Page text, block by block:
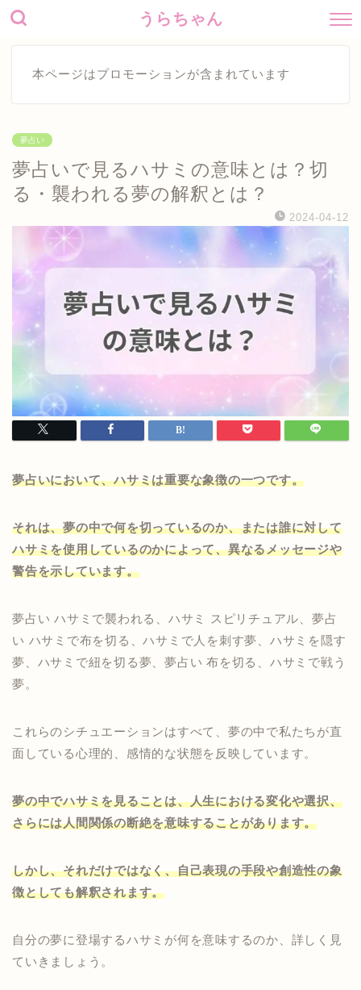
うらちゃん
本ページはプロモーションが含まれています
夢占い
夢占いで見るハサミの意味とは？切
る・襲われる夢の解釈とは？
2024-04-12
夢占いにおいて、ハサミは重要な象徴の一つです。
それは、夢の中で何を切っているのか、または誰に対して
ハサミを使用しているのかによって、異なるメッセージや
警告を示しています。
夢占い ハサミで襲われる、ハサミ スピリチュアル、夢占
い ハサミで布を切る、ハサミで人を刺す夢、ハサミを隠す
夢、ハサミで紐を切る夢、夢占い 布を切る、ハサミで戦う
夢。
これらのシチュエーションはすべて、夢の中で私たちが直
面している心理的、感情的な状態を反映しています。
夢の中でハサミを見ることは、人生における変化や選択、
さらには人間関係の断絶を意味することがあります。
しかし、それだけではなく、自己表現の手段や創造性の象
徴としても解釈されます。
自分の夢に登場するハサミが何を意味するのか、詳しく見
ていきましょう。